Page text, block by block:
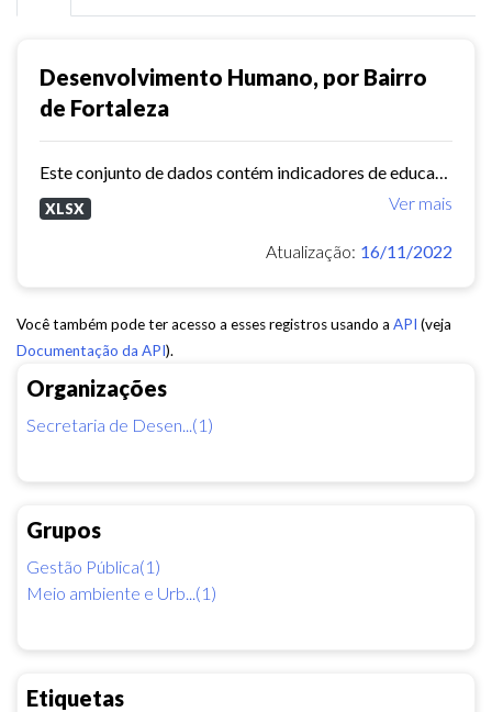
Organizações
Secretaria de Desen...(1)
Grupos
Gestão Pública(1)
Meio ambiente e Urb...(1)
Etiquetas
Desenvolvimento Humano, por Bairro
de Fortaleza
Ver mais
XLSX
Atualização: 16/11/2022
Você também pode ter acesso a esses registros usando a API (veja
Documentação da API).